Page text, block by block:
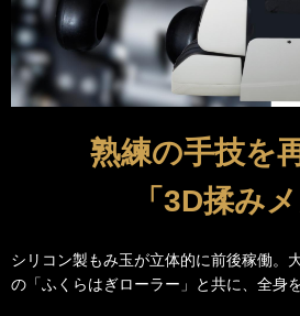
熟練の手技を
「3D揉みメ
シリコン製もみ玉が立体的に前後稼働。
の「ふくらはぎローラー」と共に、全身